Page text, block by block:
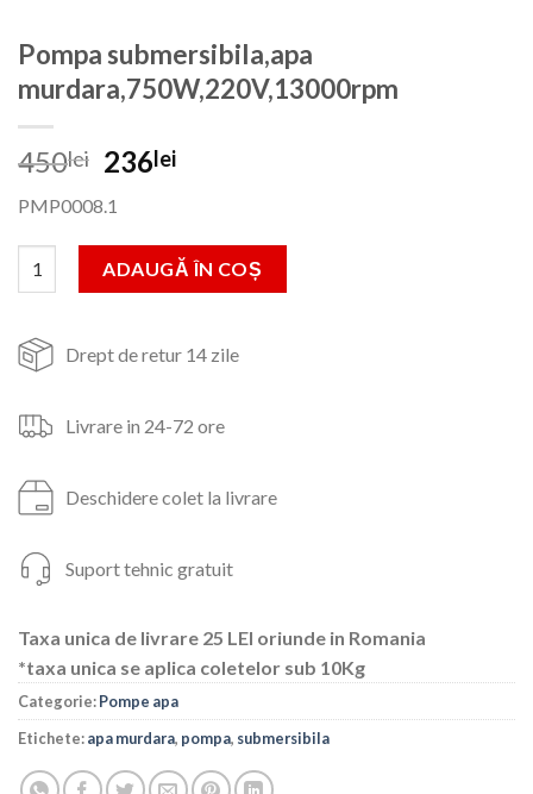
Pompa submersibila,apa
murdara,750W,220V,13000rpm
450lei Prețul
a
fost:
450lei.
236leiPrețul
236lei.
PMP0008.1
Cantitate Pompa submersibila,apa
ADAUGĂ ÎN COȘ
Drept de retur 14 zile
Livrare in 24-72 ore
Deschidere colet la livrare
Suport tehnic gratuit
Taxa unica de livrare 25 LEI oriunde in Romania
*taxa unica se aplica coletelor sub 10Kg
Categorie:Pompe apa
Etichete:apa murdara, pompa, submersibila